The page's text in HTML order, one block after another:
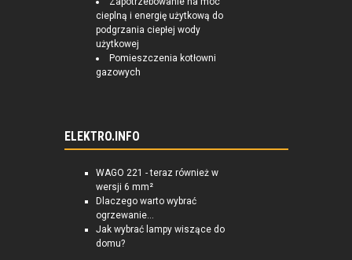
cieplną i energię użytkową do
podgrzania ciepłej wody
użytkowej
Pomieszczenia kotłowni
gazowych
ELEKTRO.INFO
WAGO 221 - teraz również w
wersji 6 mm²
Dlaczego warto wybrać
ogrzewanie...
Jak wybrać lampy wiszące do
domu?